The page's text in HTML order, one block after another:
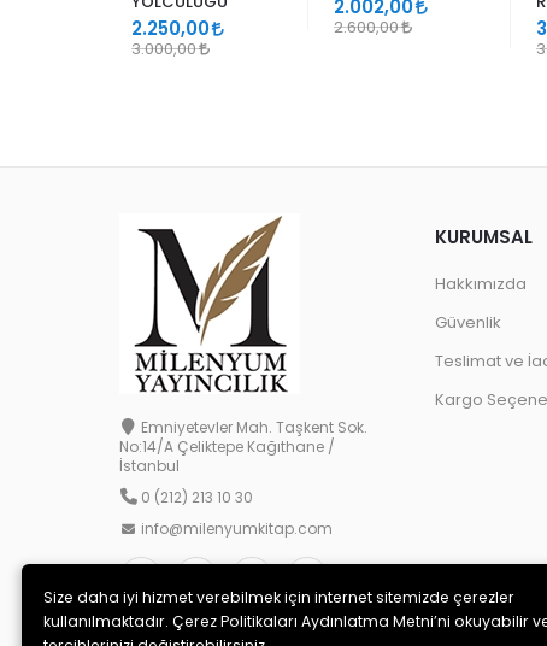
2.250,00
3.000,00
2.002,00
2.600,00
Emniyetevler Mah. Taşkent Sok.
No:14/A Çeliktepe Kağıthane /
İstanbul
0 (212) 213 10 30
info@milenyumkitap.com
KURUMSAL
Hakkımızda
Güvenlik
Teslimat ve
Kargo
Size daha iyi hizmet verebilmek için internet sitemizde çerezler
kullanılmaktadır. Çerez Politikaları Aydınlatma Metni’ni okuyabilir